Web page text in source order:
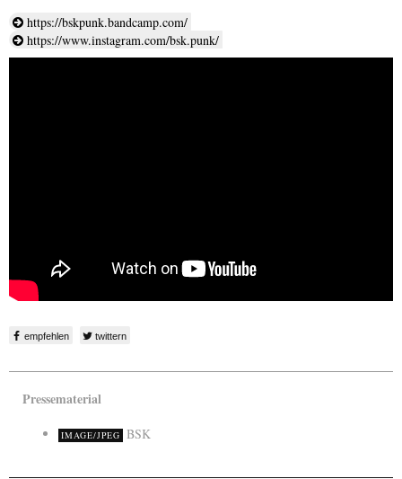
https://bskpunk.bandcamp.com/
https://www.instagram.com/bsk.punk/
empfehlen twittern
Pressematerial
IMAGE/JPEG BSK